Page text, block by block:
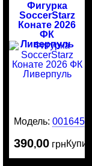
Фигурка
SoccerStarz
Конате 2026
ФК
Ливерпуль
Модель:0016451
390,00 грнКупить